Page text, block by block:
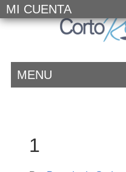
MI CUENTA
MENU
1